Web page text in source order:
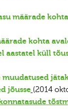
määrade
kohta
aastatel küll
muudatused
jõusse (2014